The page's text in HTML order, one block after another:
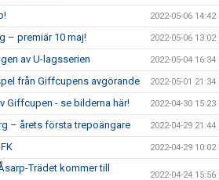
2022-05-06 14:42
– premiär 10 maj! 2022-05-06 13:02
av U-lagsserien 2022-05-04 16:34
från Giffcupens avgörande 2022-05-01 21:34
Giffcupen - se bilderna här! 2022-04-30 15:23
– årets första trepoängare 2022-04-29 21:44
2022-04-29 10:02
Trädet kommer till
2022-04-24 15:56